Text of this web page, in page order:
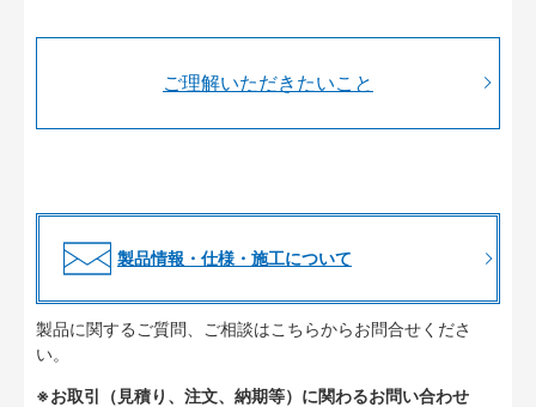
ご理解いただきたいこと
製品情報・仕様・施工について
製品に関するご質問、ご相談はこちらからお問合せくださ
い。
※お取引（見積り、注文、納期等）に関わるお問い合わせ